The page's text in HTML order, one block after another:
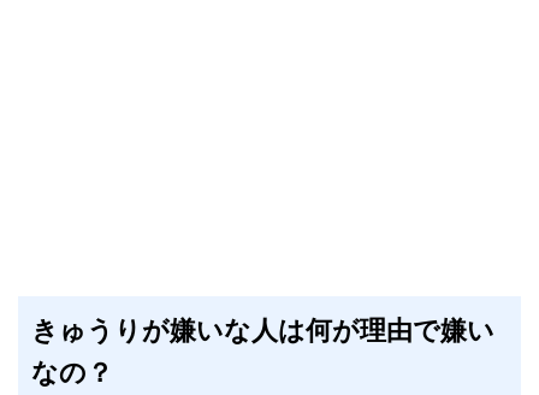
きゅうりが嫌いな人は何が理由で嫌い
なの？